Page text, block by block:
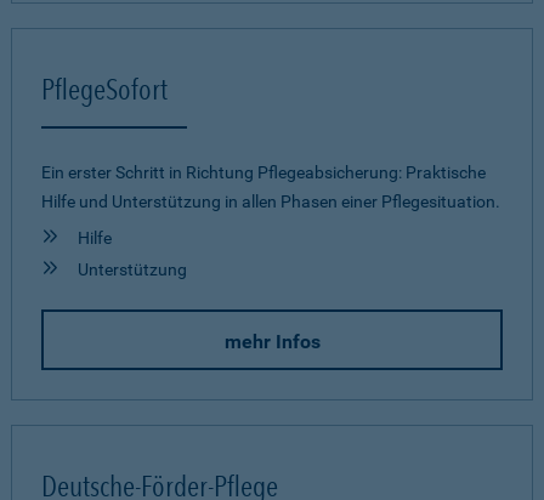
PflegeSofort
Ein erster Schritt in Richtung Pflegeab­sicherung: Praktische
Hilfe und Unterstützung in allen Phasen einer Pflegesituation.
Hilfe
Unterstützung
mehr Infos
Deutsche-Förder-Pflege